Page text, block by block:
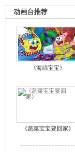
动画台推荐
《海绵宝宝》
《蔬菜宝宝要回家》